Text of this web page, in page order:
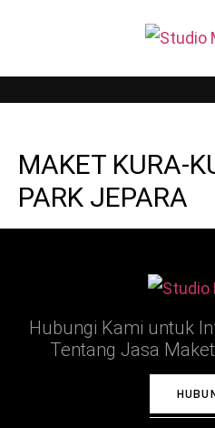
MAKET KURA-
PARK JEPARA
Hubungi Kami untuk
Tentang Jasa